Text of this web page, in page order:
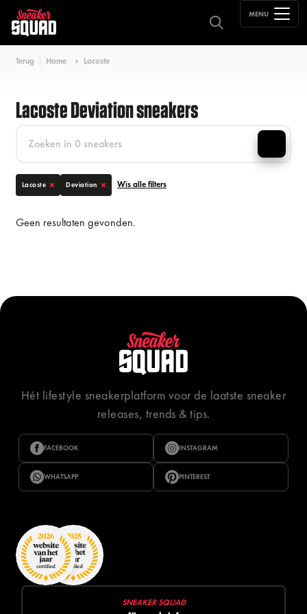
MENU
Terug Home Lacoste
Lacoste Deviation sneakers
Lacoste Deviation Wis alle filters
Geen resultaten gevonden.
Hét lifestyle sneakerplatform voor de laatste sneaker
releases, trends & tips.
FACEBOOK INSTAGRAM
WHATSAPP PINTEREST
SNEAKER SQUAD